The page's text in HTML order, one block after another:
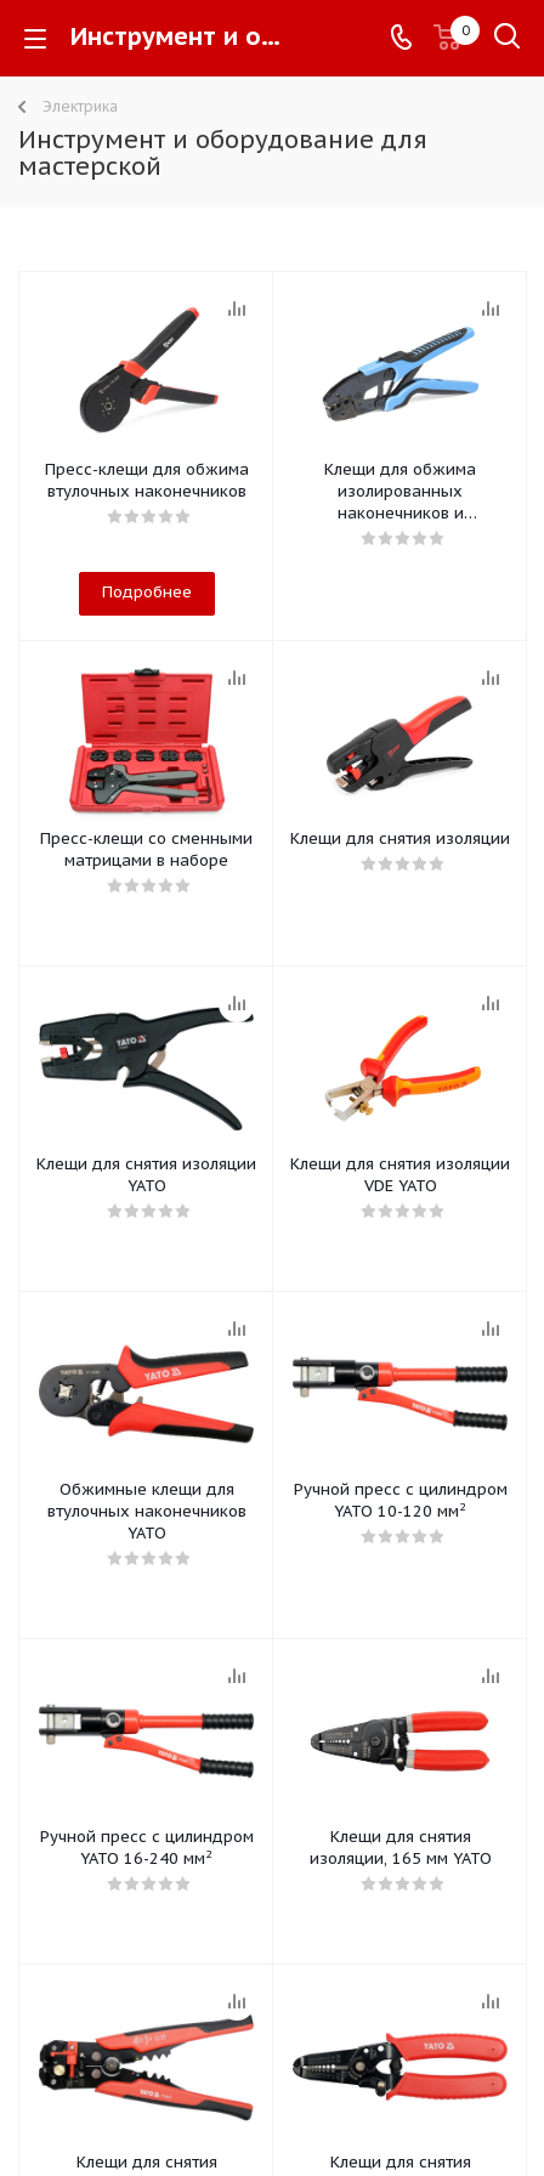
Инструмент и оборудование для мастерской - 0
Электрика
Инструмент и оборудование для
мастерской
Пресс-клещи для обжима
втулочных наконечников
Подробнее
Клещи для обжима
изолированных
наконечников и
соединителей
Пресс-клещи со сменными
матрицами в наборе
Клещи для снятия изоляции
Клещи для снятия изоляции
YATO
Клещи для снятия изоляции
VDE YATO
Обжимные клещи для
втулочных наконечников
YATO
Ручной пресс с цилиндром
YATO 10-120 мм2
Ручной пресс с цилиндром
YATO 16-240 мм2
Клещи для снятия
изоляции, 165 мм YATO
Клещи для снятия
Клещи для снятия